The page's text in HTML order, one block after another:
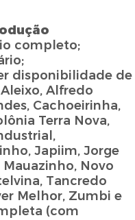
completo;
disponibilidade de
Alfredo
Cachoeirinha,
Terra Nova,
Japiim, Jorge
Mauazinho, Novo
Tancredo
Melhor, Zumbi e
(com